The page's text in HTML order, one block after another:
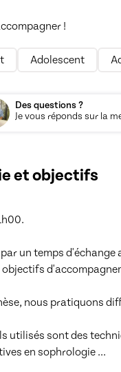
!
Adolescent
Des questions ?
Je vous réponds sur la
et objectifs
par un temps
nous pratiquons
utilisés sont des
en sophrologie ...